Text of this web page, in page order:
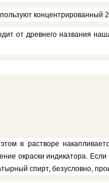
концентриро­ванный
от древнего названия
в растворе
окраски индикатора.
спирт, безусловно,